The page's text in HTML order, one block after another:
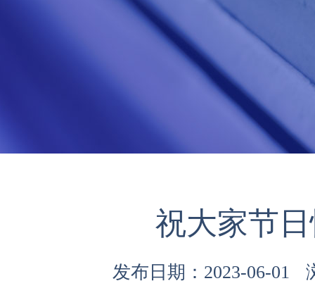
祝大家节
发布日期：2023-06-01